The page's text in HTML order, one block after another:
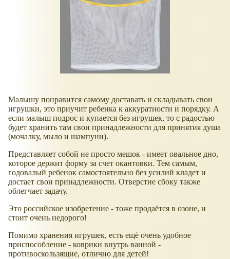
Малышу понравится самому доставать и складывать свои
игрушки, это приучит ребенка к аккуратности и порядку. А
если малыш подрос и купается без игрушек, то с радостью
будет хранить там свои принадлежности для принятия душа
(мочалку, мыло и шампуни).
Представляет собой не просто мешок - имеет овальное дно,
которое держит форму за счет окантовки. Тем самым,
годовалый ребенок самостоятельно без усилий кладет и
достает свои принадлежности. Отверстие сбоку также
облегчает задачу.
Это российское изобретение - тоже продаётся в озоне, и
стоит очень недорого!
Помимо хранения игрушек, есть ещё очень удобное
приспособление - коврики внутрь ванной -
противоскользящие, отлично для детей!